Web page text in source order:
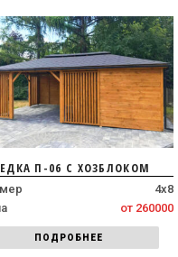
П-06 С ХОЗБЛОКОМ
4х8
от 260000
ПОДРОБНЕЕ